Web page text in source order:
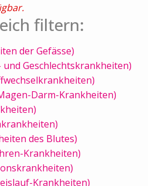
filtern:
der Gefässe)
Geschlechtskrankheiten)
Darm-Krankheiten)
des Blutes)
Krankheiten)
Krankheiten)